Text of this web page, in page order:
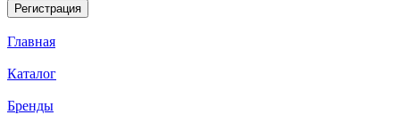
Главная
Каталог
Бренды